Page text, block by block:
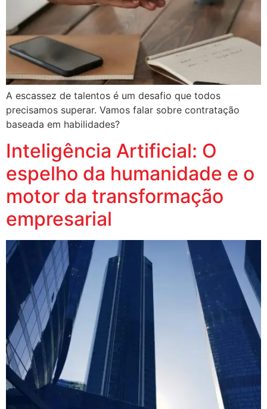
A escassez de talentos é um desafio que todos
precisamos superar. Vamos falar sobre contratação
baseada em habilidades?
Inteligência Artificial: O
espelho da humanidade e o
motor da transformação
empresarial